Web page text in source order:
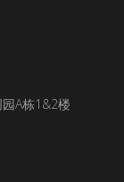
A栋1&2楼